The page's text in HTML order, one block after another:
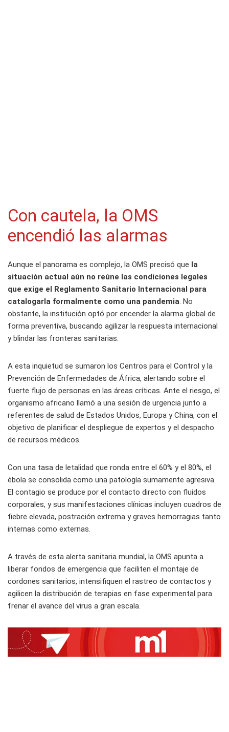
Con cautela, la OMS
encendió las alarmas
Aunque el panorama es complejo, la OMS precisó que la
situación actual aún no reúne las condiciones legales
que exige el Reglamento Sanitario Internacional para
catalogarla formalmente como una pandemia. No
obstante, la institución optó por encender la alarma global de
forma preventiva, buscando agilizar la respuesta internacional
y blindar las fronteras sanitarias.
A esta inquietud se sumaron los Centros para el Control y la
Prevención de Enfermedades de África, alertando sobre el
fuerte flujo de personas en las áreas críticas. Ante el riesgo, el
organismo africano llamó a una sesión de urgencia junto a
referentes de salud de Estados Unidos, Europa y China, con el
objetivo de planificar el despliegue de expertos y el despacho
de recursos médicos.
Con una tasa de letalidad que ronda entre el 60% y el 80%, el
ébola se consolida como una patología sumamente agresiva.
El contagio se produce por el contacto directo con fluidos
corporales, y sus manifestaciones clínicas incluyen cuadros de
fiebre elevada, postración extrema y graves hemorragias tanto
internas como externas.
A través de esta alerta sanitaria mundial, la OMS apunta a
liberar fondos de emergencia que faciliten el montaje de
cordones sanitarios, intensifiquen el rastreo de contactos y
agilicen la distribución de terapias en fase experimental para
frenar el avance del virus a gran escala.